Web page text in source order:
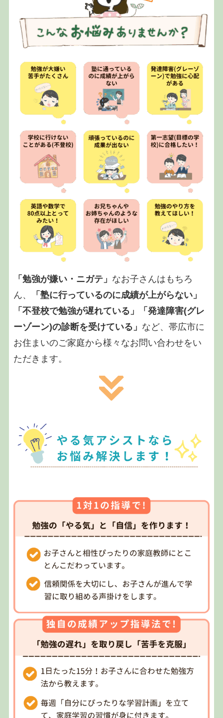
「勉強が嫌い・ニガテ」 なお子さんはもちろ
ん、
「塾に行っているのに成績が上がらない」
「不登校で勉強が遅れている」「発達障害(グレ
ーゾーン)の診断を受けている」 など、帯広市に
お住まいのご家庭から様々なお問い合わせをい
ただきます。